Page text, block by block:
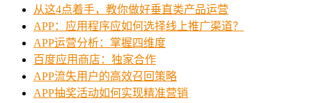
从这4点着手，教你做好垂直类产品运营
APP：应用程序应如何选择线上推广渠道？
APP运营分析：掌握四维度
百度应用商店：独家合作
APP流失用户的高效召回策略
APP抽奖活动如何实现精准营销